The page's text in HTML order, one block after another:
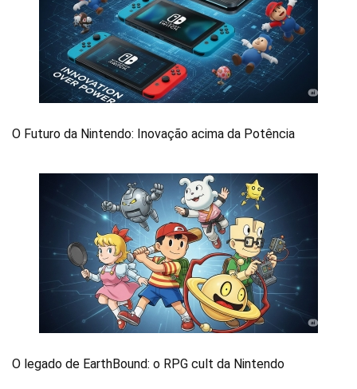
O Futuro da Nintendo: Inovação acima da Potência
O legado de EarthBound: o RPG cult da Nintendo